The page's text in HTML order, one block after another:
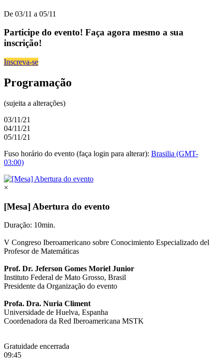
De 03/11 a 05/11
Participe do evento! Faça agora mesmo a sua
inscrição!
Inscreva-se
Programação
(sujeita a alterações)
03/11/21
04/11/21
05/11/21
Fuso horário do evento (faça login para alterar): Brasilia (GMT-
03:00)
×
[Mesa] Abertura do evento
Duração: 10min.
V Congreso Iberoamericano sobre Conocimiento Especializado del
Profesor de Matemáticas
Prof. Dr. Jeferson Gomes Moriel Junior
Instituto Federal de Mato Grosso, Brasil
Presidente da Organização do evento
Profa. Dra. Nuria Climent
Universidade de Huelva, Espanha
Coordenadora da Red Iberoamericana MSTK
Gratuidade encerrada
09:45